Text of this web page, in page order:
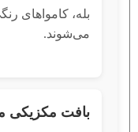
بله، کامواهای
می‌شوند.
بافت